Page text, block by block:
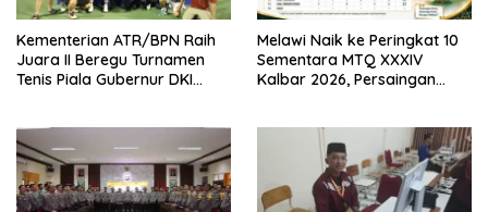
Kementerian ATR/BPN Raih
Juara II Beregu Turnamen
Tenis Piala Gubernur DKI
Melawi Naik ke Peringkat 10
Sementara MTQ XXXIV
Kalbar 2026, Persaingan